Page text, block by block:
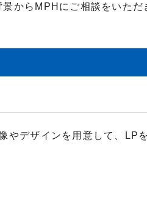
からMPHにご相談をいただ
やデザインを用意して、LP